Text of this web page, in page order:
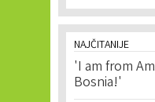
NAJČITANIJE
'I am from
Bosnia!'